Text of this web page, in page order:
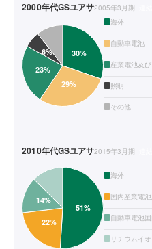
2000年代GSユアサ2005年3月期
海外
自動車電池
産業電池及
照明
その他
2010年代GSユアサ2015年3月期
海外
国内産業電
自動車電池
リチウムイ